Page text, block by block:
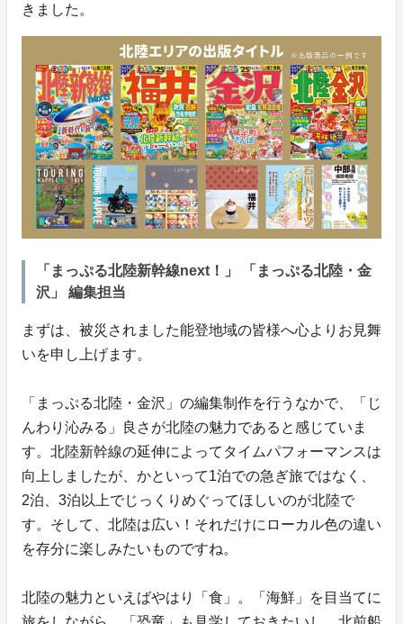
きました。
「まっぷる北陸新幹線next！」 「まっぷる北陸・金
沢」 編集担当
まずは、被災されました能登地域の皆様へ心よりお見舞
いを申し上げます。
「まっぷる北陸・金沢」の編集制作を行うなかで、「じ
んわり沁みる」良さが北陸の魅力であると感じていま
す。北陸新幹線の延伸によってタイムパフォーマンスは
向上しましたが、かといって1泊での急ぎ旅ではなく、
2泊、3泊以上でじっくりめぐってほしいのが北陸で
す。そして、北陸は広い！それだけにローカル色の違い
を存分に楽しみたいものですね。
北陸の魅力といえばやはり「食」。「海鮮」を目当てに